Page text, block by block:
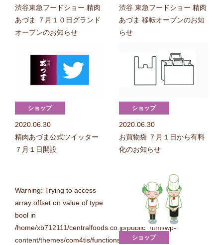
渋谷東急フードショー 精肉
あづま ７月１０日グランド
オープンのお知らせ
渋谷 東急フードショー 精肉
あづま 移転オープンのお知
らせ
2020.06.30
精肉あづま公式ツイッター
７月１日開設
2020.06.30
お買物袋 ７月１日から有料
化のお知らせ
Warning: Trying to access
array offset on value of type
bool in
/home/xb712111/centralfoods.co.jp/public_html/wp-
content/themes/com4tis/functions/custom-